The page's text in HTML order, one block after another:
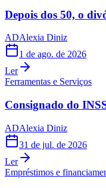
Depois dos 50, o
ADAlexia Diniz
1 de ago. de 2026
Ler
Ferramentas e Serviços
Consignado do
ADAlexia Diniz
31 de jul. de 2026
Ler
Empréstimos e